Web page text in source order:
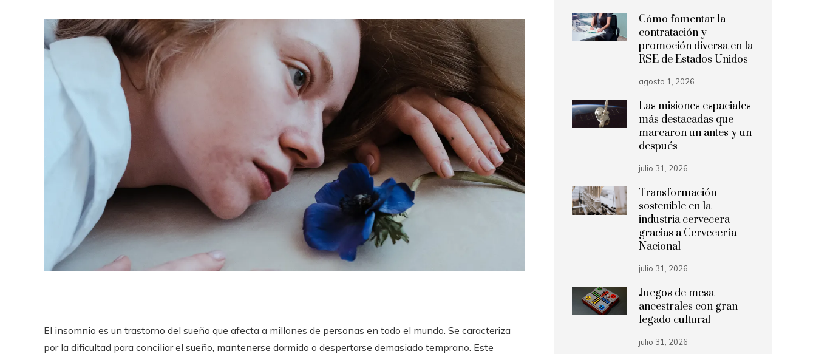
El insomnio es un trastorno del sueño que afecta a millones de personas en todo el mundo. Se caracteriza
por la dificultad para conciliar el sueño, mantenerse dormido o despertarse demasiado temprano. Este
Cómo fomentar la
contratación y
promoción diversa en la
RSE de Estados Unidos
agosto 1, 2026
Las misiones espaciales
más destacadas que
marcaron un antes y un
después
julio 31, 2026
Transformación
sostenible en la
industria cervecera
gracias a Cervecería
Nacional
julio 31, 2026
Juegos de mesa
ancestrales con gran
legado cultural
julio 31, 2026